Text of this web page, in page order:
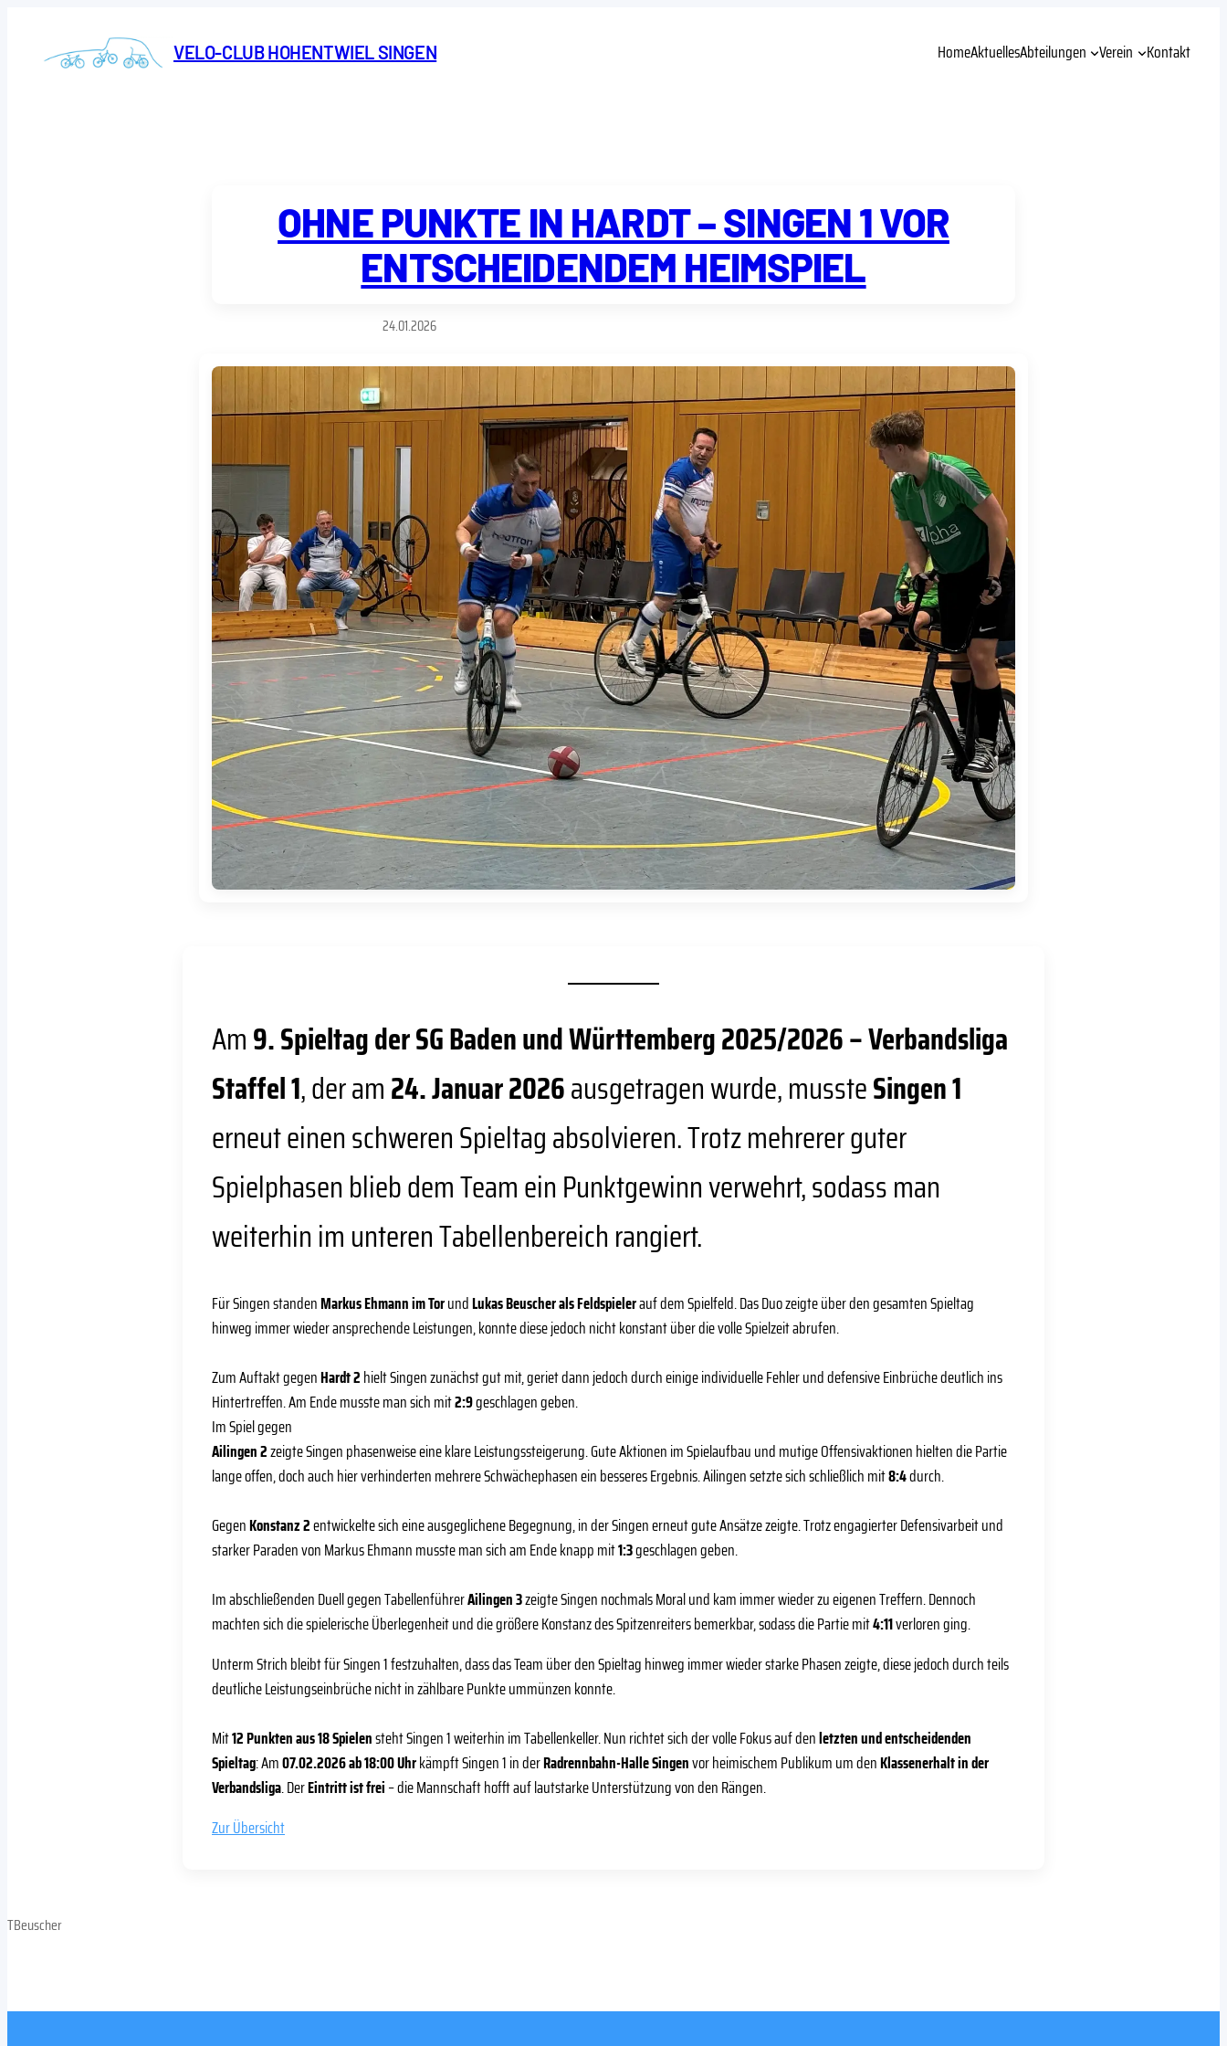
springen
VELO-CLUB HOHENTWIEL SINGEN HomeAktuellesAbteilungen Verein Kontakt
OHNE PUNKTE IN HARDT – SINGEN 1 VOR
ENTSCHEIDENDEM HEIMSPIEL
24.01.2026
Am9. Spieltag der SG Baden und Württemberg 2025/2026 – Verbandsliga
Staffel 1, der am24. Januar 2026ausgetragen wurde, mussteSingen 1
erneut einen schweren Spieltag absolvieren. Trotz mehrerer guter
Spielphasen blieb dem Team ein Punktgewinn verwehrt, sodass man
weiterhin im unteren Tabellenbereich rangiert.
Für Singen standenMarkus Ehmann im TorundLukas Beuscher als Feldspielerauf dem Spielfeld. Das Duo zeigte über den gesamten Spieltag
hinweg immer wieder ansprechende Leistungen, konnte diese jedoch nicht konstant über die volle Spielzeit abrufen.
Zum Auftakt gegenHardt 2hielt Singen zunächst gut mit, geriet dann jedoch durch einige individuelle Fehler und defensive Einbrüche deutlich ins
Hintertreffen. Am Ende musste man sich mit2:9geschlagen geben.
Im Spiel gegen
Ailingen 2zeigte Singen phasenweise eine klare Leistungssteigerung. Gute Aktionen im Spielaufbau und mutige Offensivaktionen hielten die Partie
lange offen, doch auch hier verhinderten mehrere Schwächephasen ein besseres Ergebnis. Ailingen setzte sich schließlich mit8:4durch.
GegenKonstanz 2entwickelte sich eine ausgeglichene Begegnung, in der Singen erneut gute Ansätze zeigte. Trotz engagierter Defensivarbeit und
starker Paraden von Markus Ehmann musste man sich am Ende knapp mit1:3geschlagen geben.
Im abschließenden Duell gegen TabellenführerAilingen 3zeigte Singen nochmals Moral und kam immer wieder zu eigenen Treffern. Dennoch
machten sich die spielerische Überlegenheit und die größere Konstanz des Spitzenreiters bemerkbar, sodass die Partie mit4:11verloren ging.
Unterm Strich bleibt für Singen 1 festzuhalten, dass das Team über den Spieltag hinweg immer wieder starke Phasen zeigte, diese jedoch durch teils
deutliche Leistungseinbrüche nicht in zählbare Punkte ummünzen konnte.
Mit12 Punkten aus 18 Spielensteht Singen 1 weiterhin im Tabellenkeller. Nun richtet sich der volle Fokus auf denletzten und entscheidenden
Spieltag: Am07.02.2026 ab 18:00 Uhrkämpft Singen 1 in derRadrennbahn-Halle Singenvor heimischem Publikum um denKlassenerhalt in der
Verbandsliga. DerEintritt ist frei– die Mannschaft hofft auf lautstarke Unterstützung von den Rängen.
Zur Übersicht
TBeuscher